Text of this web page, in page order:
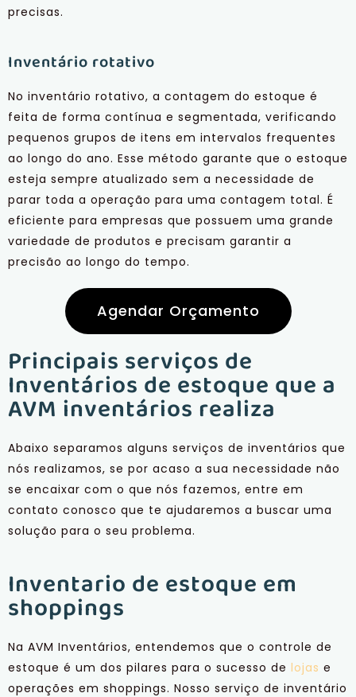
precisas.
Inventário rotativo
No inventário rotativo, a contagem do estoque é
feita de forma contínua e segmentada, verificando
pequenos grupos de itens em intervalos frequentes
ao longo do ano. Esse método garante que o estoque
esteja sempre atualizado sem a necessidade de
parar toda a operação para uma contagem total. É
eficiente para empresas que possuem uma grande
variedade de produtos e precisam garantir a
precisão ao longo do tempo.
Agendar Orçamento
Principais serviços de
Inventários de estoque que a
AVM inventários realiza
Abaixo separamos alguns serviços de inventários que
nós realizamos, se por acaso a sua necessidade não
se encaixar com o que nós fazemos, entre em
contato conosco que te ajudaremos a buscar uma
solução para o seu problema.
Inventario de estoque em
shoppings
Na AVM Inventários, entendemos que o controle de
estoque é um dos pilares para o sucesso de lojas e
operações em shoppings. Nosso serviço de inventário